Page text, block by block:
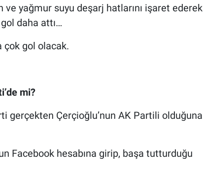
yağmur suyu deşarj hatlarını işaret ederek
daha attı…
çok gol olacak.
mi?
gerçekten Çerçioğlu’nun AK Partili olduğuna
Facebook hesabına girip, başa tutturduğu